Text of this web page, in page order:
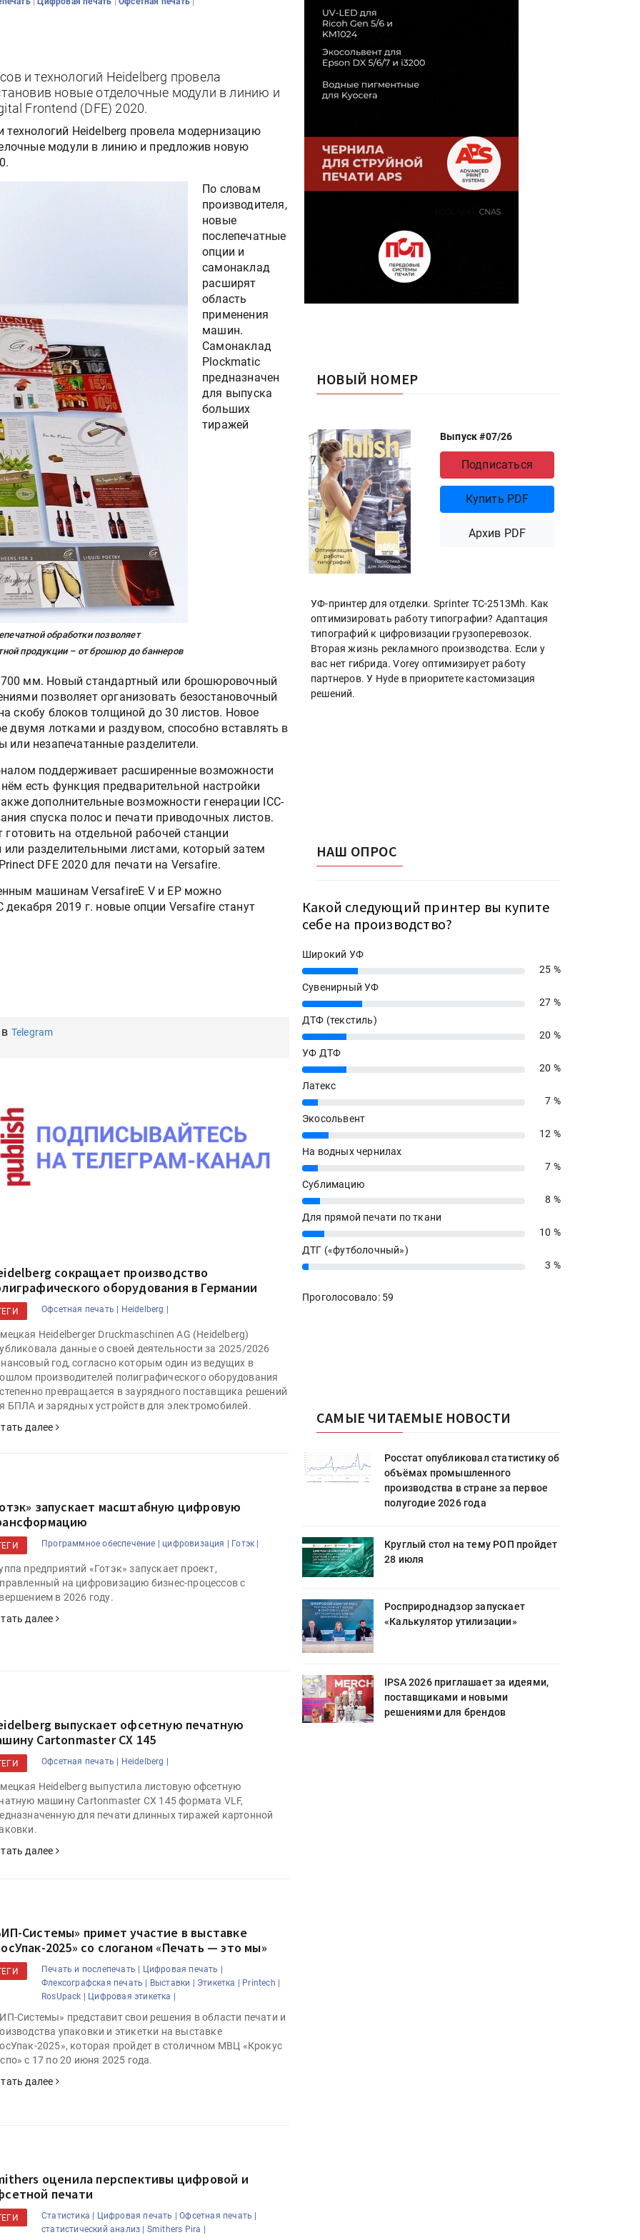
и технологий Heidelberg провела
новые отделочные модули в линию и
Frontend (DFE) 2020.
технологий Heidelberg провела модернизацию
модули в линию и предложив новую
обработки позволяет
продукции – от брошюр до баннеров
По словам
производителя,
новые
послепечатные
опции и
самонаклад
расширят
область
применения
машин.
Самонаклад
Plockmatic
предназначен
для выпуска
больших
тиражей
мм. Новый стандартный или брошюровочный
позволяет организовать безостановочный
скобу блоков толщиной до 30 листов. Новое
двумя лотками и раздувом, способно вставлять в
или незапечатанные разделители.
поддерживает расширенные возможности
есть функция предварительной настройки
дополнительные возможности генерации ICC-
спуска полос и печати приводочных листов.
на отдельной рабочей станции
разделительными листами, который затем
DFE 2020 для печати на Versafire.
машинам VersafireE V и EP можно
2019 г. новые опции Versafire станут
Telegram
сокращает производство
оборудования в Германии
Офсетная печать | Heidelberg |
Heidelberger Druckmaschinen AG (Heidelberg)
данные о своей деятельности за 2025/2026
год, согласно которым один из ведущих в
производителей полиграфического оборудования
превращается в заурядного поставщика решений
БПЛА и зарядных устройств для электромобилей.
далее
запускает масштабную цифровую
Программное обеспечение | цифровизация | Готэк |
предприятий «Готэк» запускает проект,
на цифровизацию бизнес-процессов с
в 2026 году.
далее
выпускает офсетную печатную
Cartonmaster CX 145
Офсетная печать | Heidelberg |
Heidelberg выпустила листовую офсетную
машину Cartonmaster CX 145 формата VLF,
для печати длинных тиражей картонной
далее
Системы» примет участие в выставке
2025» со слоганом «Печать — это мы»
Печать и послепечать | Цифровая печать |
Флексографская печать | Выставки | Этикетка | Printech |
RosUpack | Цифровая этикетка |
Системы» представит свои решения в области печати и
упаковки и этикетки на выставке
2025», которая пройдет в столичном МВЦ «Крокус
с 17 по 20 июня 2025 года.
далее
оценила перспективы цифровой и
печати
Статистика | Цифровая печать | Офсетная печать |
статистический анализ | Smithers Pira |
НОВЫЙ НОМЕР
Выпуск #07/26
Подписаться
Купить PDF
Архив PDF
УФ-принтер для отделки. Sprinter ТС-2513Mh. Как
оптимизировать работу типографии? Адаптация
типографий к цифровизации грузоперевозок.
Вторая жизнь рекламного производства. Если у
вас нет гибрида. Vorey оптимизирует работу
партнеров. У Hyde в приоритете кастомизация
решений.
НАШ ОПРОС
Какой следующий принтер вы купите
себе на производство?
Широкий УФ
25%
25 %
Сувенирный УФ
27%
27 %
ДТФ (текстиль)
20%
20 %
УФ ДТФ
20%
20 %
Латекс
7%
7 %
Экосольвент
12%
12 %
На водных чернилах
7%
7 %
Сублимацию
8%
8 %
Для прямой печати по ткани
10%
10 %
ДТГ («футболочный»)
3% 3 %
Проголосовало: 59
САМЫЕ ЧИТАЕМЫЕ НОВОСТИ
полугодие 2026 года
Круглый стол на тему РОП пройдет
Росстат опубликовал статистику об
объёмах промышленного
производства в стране за первое
полугодие 2026 года
Круглый стол на тему РОП пройдет
28 июля
Росприроднадзор запускает
«Калькулятор утилизации»
IPSA 2026 приглашает за идеями,
поставщиками и новыми
решениями для брендов